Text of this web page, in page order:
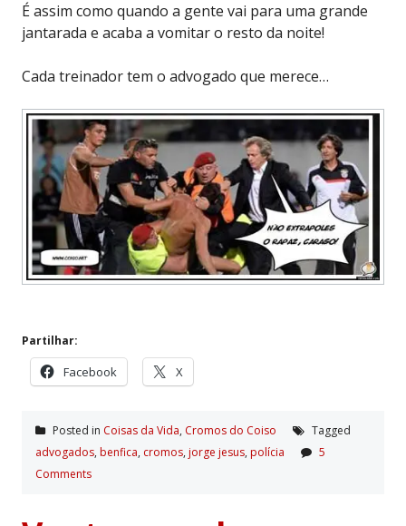
É assim como quando a gente vai para uma grande
jantarada e acaba a vomitar o resto da noite!
Cada treinador tem o advogado que merece…
Partilhar:
Facebook X
Posted in Coisas da Vida, Cromos do Coiso
Tagged
advogados, benfica, cromos, jorge jesus, polí­cia
5
Comments